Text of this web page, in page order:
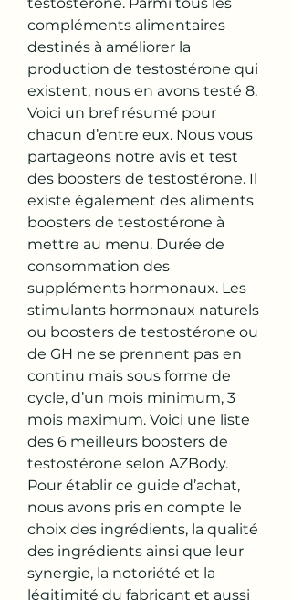
compléments alimentaires
destinés à améliorer la
production de testostérone qui
existent, nous en avons testé 8.
Voici un bref résumé pour
chacun d’entre eux. Nous vous
partageons notre avis et test
des boosters de testostérone. Il
existe également des aliments
boosters de testostérone à
mettre au menu. Durée de
consommation des
suppléments hormonaux. Les
stimulants hormonaux naturels
ou boosters de testostérone ou
de GH ne se prennent pas en
continu mais sous forme de
cycle, d’un mois minimum, 3
mois maximum. Voici une liste
des 6 meilleurs boosters de
testostérone selon AZBody.
Pour établir ce guide d’achat,
nous avons pris en compte le
choix des ingrédients, la qualité
des ingrédients ainsi que leur
synergie, la notoriété et la
légitimité du fabricant et aussi